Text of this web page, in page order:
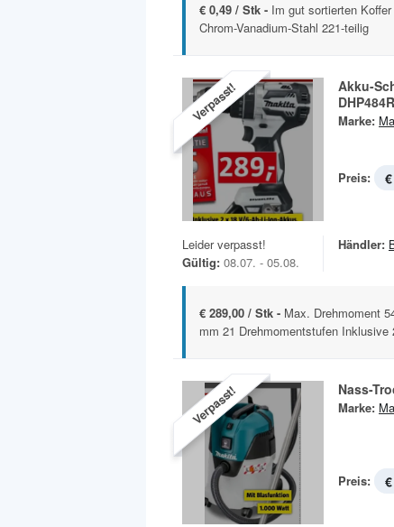
€ 0,49 / Stk - Im gut sortierten
Chrom-Vanadium-Stahl 221-teilig
Verpasst!
Akku-
Marke:
Preis:
Leider verpasst!
Gültig: 08.07. - 05.08.
Händler:
€ 289,00 / Stk - Max. Drehmoment
mm 21 Drehmomentstufen Inklusive
Verpasst! Nass-
Marke:
Preis: